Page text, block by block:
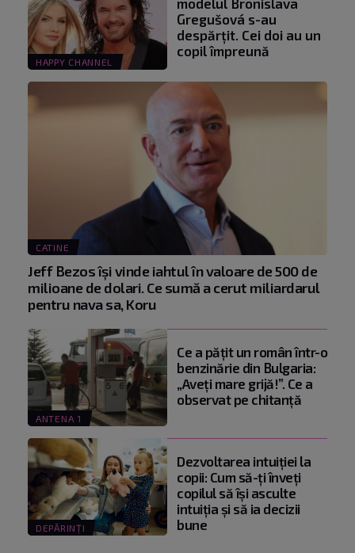
HAPPY CHANNEL
Gregušová s-au
despărțit. Cei doi au un
copil împreună
CATINE
Jeff Bezos își vinde iahtul în valoare de 500 de
milioane de dolari. Ce sumă a cerut miliardarul
pentru nava sa, Koru
ANTENA 1
Ce a pățit un român într-o
benzinărie din Bulgaria:
„Aveți mare grijă!”. Ce a
observat pe chitanță
DEPĂRINȚI
Dezvoltarea intuiției la
copii: Cum să-ți înveți
copilul să își asculte
intuiția și să ia decizii
bune